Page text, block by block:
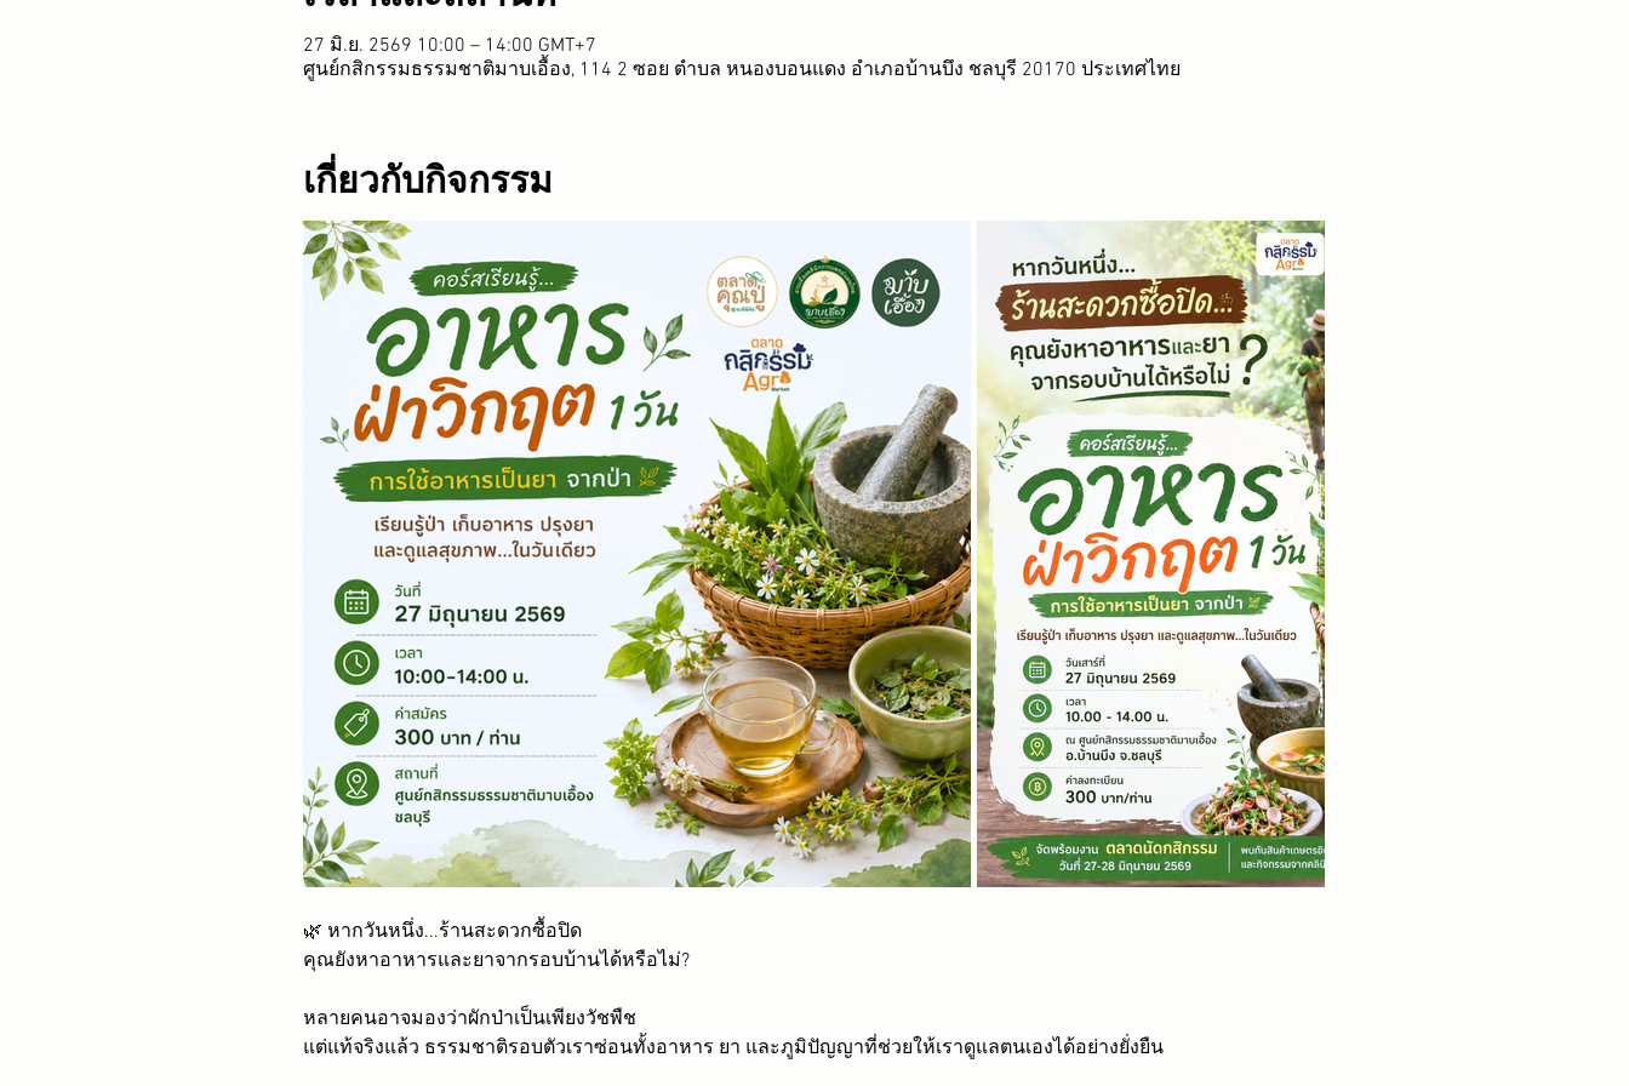
27 มิ.ย. 2569 10:00 – 14:00 GMT+7
ศูนย์กสิกรรมธรรมชาติมาบเอื้อง, 114 2 ซอย ตำบล หนองบอนแดง อำเภอบ้านบึง ชลบุรี 20170 ประเทศไทย
เกี่ยวกับกิจกรรม
🌿 หากวันหนึ่ง...ร้านสะดวกซื้อปิด
คุณยังหาอาหารและยาจากรอบบ้านได้หรือไม่?
หลายคนอาจมองว่าผักป่าเป็นเพียงวัชพืช
แต่แท้จริงแล้ว ธรรมชาติรอบตัวเราซ่อนทั้งอาหาร ยา และภูมิปัญญาที่ช่วยให้เราดูแลตนเองได้อย่างยั่งยืน